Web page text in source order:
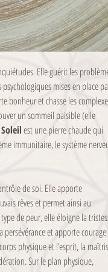
Elle guérit les
mises en place
bonheur et chasse les
un sommeil paisible (elle
est une pierre chaude qui
immunitaire, le système
de soi. Elle apporte
rêves et permet ainsi au
de peur, elle éloigne la
et apporte courage
physique et l’esprit, la
Sur le plan physique,